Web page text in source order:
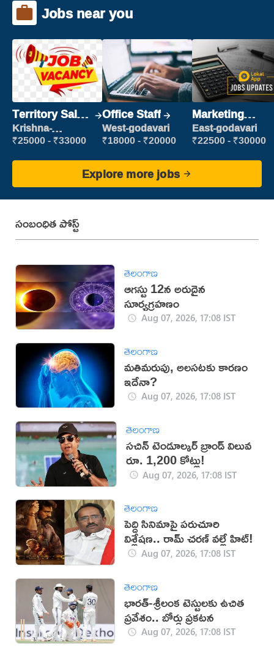
Jobs near you
Territory Sales
Manager
Krishna-
vijayawada
₹25000 - ₹33000
Office Staff
West-godavari
₹18000 - ₹20000
Marketing
Executive
East-godavari
₹22500 - ₹30000
Explore more jobs
సంబంధిత పోస్ట్
తెలంగాణ
ఆగస్టు 12న అరుదైన
సూర్యగ్రహణం
Aug 07, 2026, 17:08 IST
తెలంగాణ
మతిమరుపు, అలసటకు కారణం
ఇదేనా?
Aug 07, 2026, 17:08 IST
తెలంగాణ
సచిన్ టెండూల్కర్ బ్రాండ్ విలువ
రూ. 1,200 కోట్లు!
Aug 07, 2026, 17:08 IST
తెలంగాణ
పెద్ది సినిమాపై పరుచూరి
విశ్లేషణ.. రామ్ చరణ్ వల్లే హిట్!
Aug 07, 2026, 17:08 IST
తెలంగాణ
భారత్-శ్రీలంక టెస్టులకు ఉచిత
ప్రవేశం.. బోర్డు ప్రకటన
Aug 07, 2026, 17:08 IST